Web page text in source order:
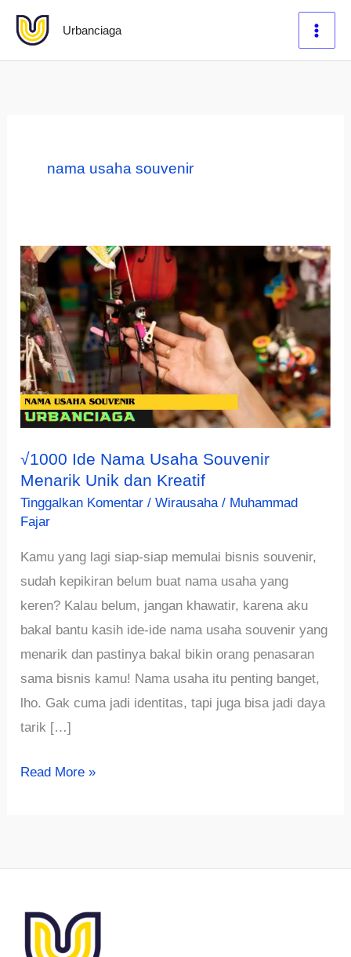
Lewati
konten
Urbanciaga
nama usaha souvenir
√1000 Ide Nama Usaha Souvenir
Menarik Unik dan Kreatif
Tinggalkan Komentar /Wirausaha/ Muhammad
Fajar
Kamu yang lagi siap-siap memulai bisnis souvenir,
sudah kepikiran belum buat nama usaha yang
keren? Kalau belum, jangan khawatir, karena aku
bakal bantu kasih ide-ide nama usaha souvenir yang
menarik dan pastinya bakal bikin orang penasaran
sama bisnis kamu! Nama usaha itu penting banget,
lho. Gak cuma jadi identitas, tapi juga bisa jadi daya
tarik […]
√1000
Souvenir
Unik
Read More »